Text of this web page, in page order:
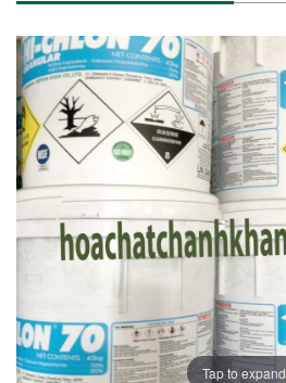
Tap to expand